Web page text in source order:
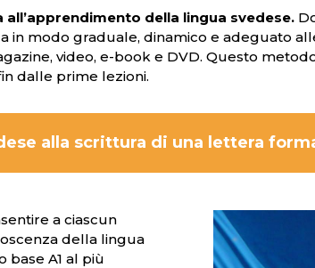
della lingua svedese.
in modo graduale, dinamico e adeguato
video, e-book e DVD. Questo
dalle prime lezioni.
alla scrittura di una lettera
a ciascun
della lingua
base A1 al più